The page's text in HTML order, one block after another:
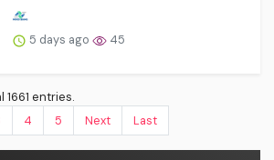
5 days ago 45
entries.
4 5 Next Last